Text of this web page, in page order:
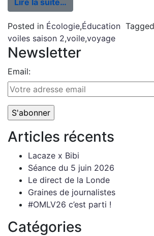
Posted in Écologie,Éducation Tagged
voiles saison 2,voile,voyage
Newsletter
Email:
Articles récents
Lacaze x Bibi
Séance du 5 juin 2026
Le direct de la Londe
Graines de journalistes
#OMLV26 c’est parti !
Catégories